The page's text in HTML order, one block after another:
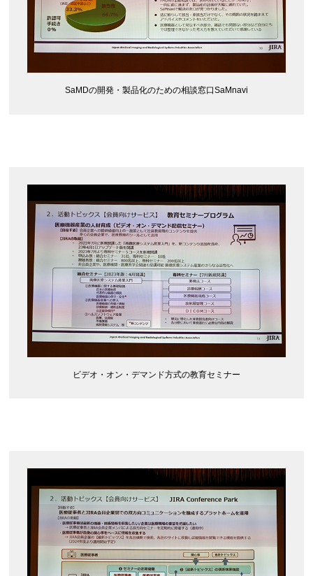
SaMDの開発・製品化のための相談窓口SaMnavi
ビデオ・オン・デマンド方式の教育セミナー